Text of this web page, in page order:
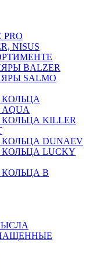
NISUS
BALZER
SALMO
KILLER
DUNAEV
LUCKY
В